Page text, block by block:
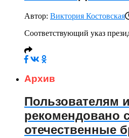
Автор: Виктория Костовская
Соответствующий указ
Архив
Пользователям
рекомендовано
отечественные